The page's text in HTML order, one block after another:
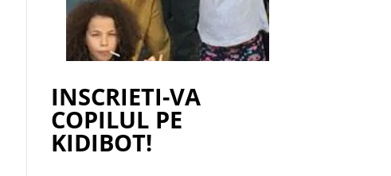
INSCRIETI-VA
COPILUL PE
KIDIBOT!